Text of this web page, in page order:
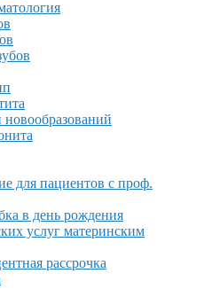
для пациентов с проф.
в день рождения
услуг материнским
рассрочка